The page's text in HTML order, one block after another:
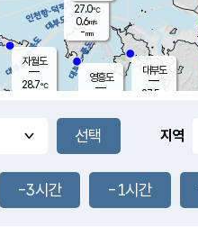
풍도
1.4m/s
27.0℃
0.6m/s
-mm
영흥도
자월도
28.7℃
대부도
27.5
지역
-3시간 -1시간